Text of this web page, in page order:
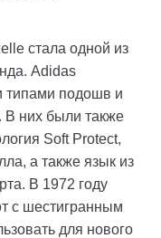
стала одной из
Adidas
типами подошв и
В них были также
Soft Protect,
а также язык из
В 1972 году
с шестигранным
для нового